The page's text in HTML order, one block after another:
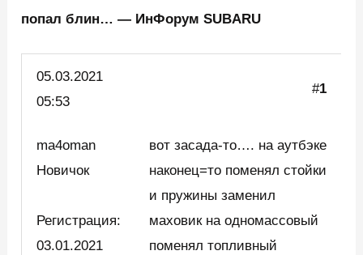
попал блин… — ИнФорум SUBARU
05.03.2021
05:53
#1
ma4oman
Новичок
Регистрация:
03.01.2021
вот засада-то…. на аутбэке
наконец=то поменял стойки
и пружины заменил
маховик на одномассовый
поменял топливный